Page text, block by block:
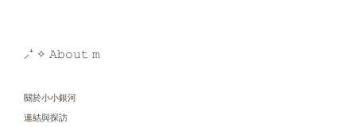
⸝⁺ ✧ 𝙰𝚋𝚘𝚞𝚝 𝚖
關於小小銀河
連結與探訪